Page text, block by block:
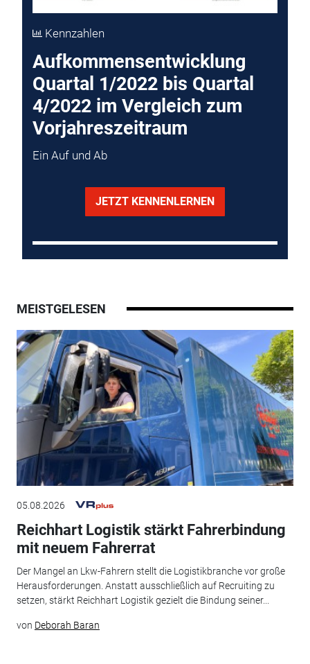
Kennzahlen
Aufkommensentwicklung
Quartal 1/2022 bis Quartal
4/2022 im Vergleich zum
Vorjahreszeitraum
Ein Auf und Ab
JETZT KENNENLERNEN
MEISTGELESEN
05.08.2026
Reichhart Logistik stärkt Fahrerbindung
mit neuem Fahrerrat
Der Mangel an Lkw-Fahrern stellt die Logistikbranche vor große
Herausforderungen. Anstatt ausschließlich auf Recruiting zu
setzen, stärkt Reichhart Logistik gezielt die Bindung seiner...
von Deborah Baran